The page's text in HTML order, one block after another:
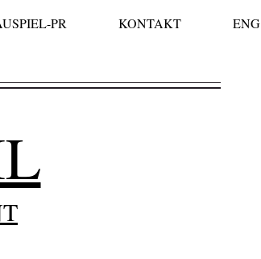
PR KONTAKT ENG